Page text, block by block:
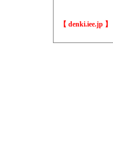
【 denki.iee.jp 】